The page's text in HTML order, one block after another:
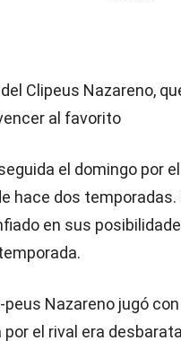
Clipeus Nazareno,
al favorito
el domingo por
hace dos temporadas.
en sus
peus Nazareno jugó
el rival era